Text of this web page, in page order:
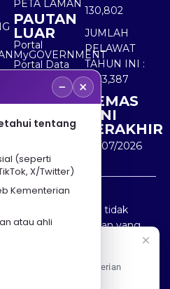
PETA LAMAN
PAUTAN
LUAR
Portal
MyGOVERNMENT
Portal Data
Terbuka
Sektor Awam
130,802
JUMLAH
PELAWAT
TAHUN INI :
5,533,387
KEMAS
KINI
TERAKHIR
30/07/2026
dan Kementerian
(MOTAC) adalah tidak
atau kerugian yang
mana-mana maklumat
− ×
tentang
(seperti
X/Twitter)
Kementerian
atau ahli
Portal Rasmi Kementerian